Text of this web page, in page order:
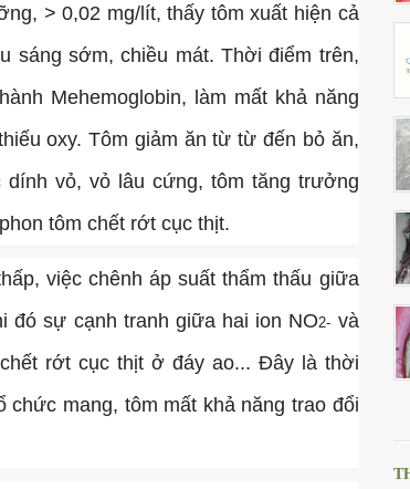
> 0,02 mg/lít, thấy tôm xuất hiện cả
sáng sớm, chiều mát. Thời điểm trên,
Mehemoglobin, làm mất khả năng
oxy. Tôm giảm ăn từ từ đến bỏ ăn,
vỏ, vỏ lâu cứng, tôm tăng trưởng
tôm chết rớt cục thịt.
việc chênh áp suất thẩm thấu giữa
đó sự cạnh tranh giữa hai ion NO2- và
rớt cục thịt ở đáy ao... Đây là thời
chức mang, tôm mất khả năng trao đổi